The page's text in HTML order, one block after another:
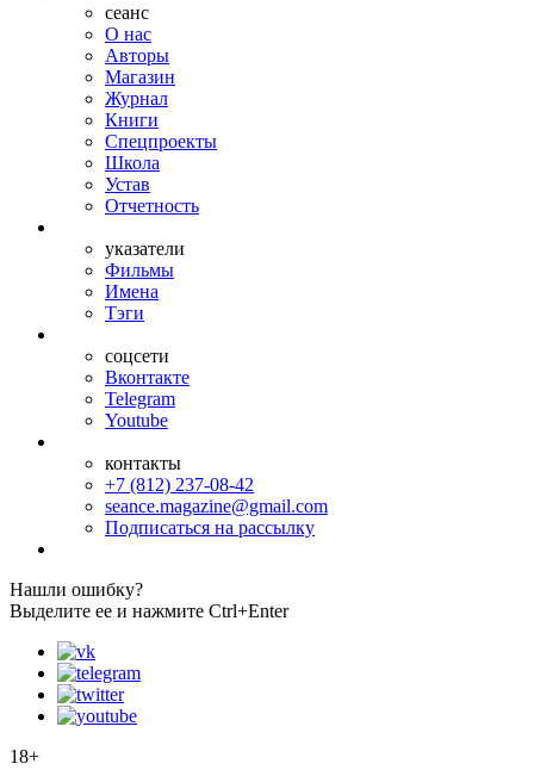
сеанс
О нас
Авторы
Магазин
Журнал
Книги
Спецпроекты
Школа
Устав
Отчетность
указатели
Фильмы
Имена
Тэги
соцсети
Вконтакте
Telegram
Youtube
контакты
+7 (812) 237-08-42
seance.magazine@gmail.com
Подписаться на рассылку
Нашли ошибку?
Выделите ее и нажмите Ctrl+Enter
18+